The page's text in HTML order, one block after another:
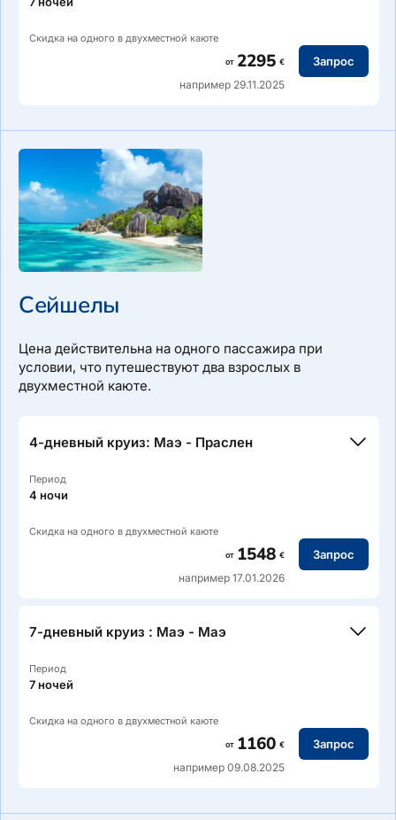
Скидка на одного в двухместной каюте
от 2295 €
например 29.11.2025
Запрос
Маршрут: Палмейра, Сал — Сал-Рей, Боа Виста — Прая,
— Порто-Ново, Санту-Антан — Палмейра, Сал
Сейшелы
Цена действительна на одного пассажира при
условии, что путешествуют два взрослых в
двухместной каюте.
4-дневный круиз: Маэ - Праслен
Период
4 ночи
Скидка на одного в двухместной каюте
от 1548 €
например 17.01.2026
Запрос
7-дневный круиз : Маэ - Маэ
Период
7 ночей
Скидка на одного в двухместной каюте
от 1160 €
например 09.08.2025
Запрос